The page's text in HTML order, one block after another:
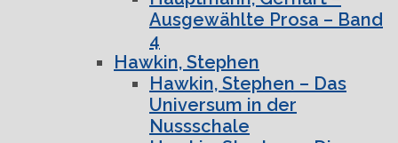
Ausgewählte Prosa – Band
4
Hawkin, Stephen
Hawkin, Stephen – Das
Universum in der
Nussschale